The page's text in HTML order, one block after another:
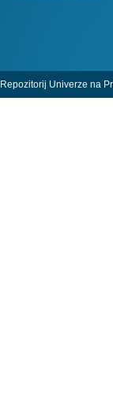
Repozitorij Univerze na